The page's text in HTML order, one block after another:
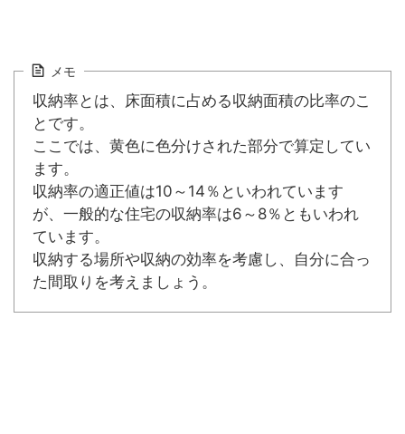
メモ
収納率とは、床面積に占める収納面積の比率のこ
とです。
ここでは、黄色に色分けされた部分で算定してい
ます。
収納率の適正値は10～14％といわれています
が、一般的な住宅の収納率は6～8％ともいわれ
ています。
収納する場所や収納の効率を考慮し、自分に合っ
た間取りを考えましょう。